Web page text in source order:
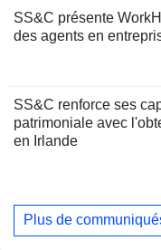
SS&C présente
des agents en
SS&C renforce ses
patrimoniale avec
en Irlande
Plus de